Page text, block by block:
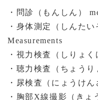
・問診（もんしん）
・身体測定（しんたい
Measurements
・視力検査（しりょ
・聴力検査（ちょうり
・尿検査（にょうけん
・胸部 X線撮影（きょ